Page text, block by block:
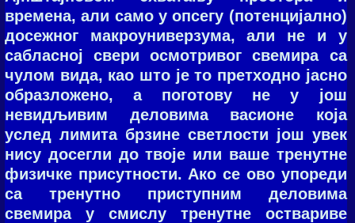
времена, али само у опсегу (потенцијално)
досежног макроуниверзума, али не и у
сабласној свери осмотривог свемира са
чулом вида, као што је то претходно јасно
образложено, а поготову не у још
невидљивим деловима васионе која
услед лимита брзине светлости још увек
нису досегли до твоје или ваше тренутне
физичке присутности. Ако се ово упореди
са тренутно приступним деловима
свемира у смислу тренутне оствариве